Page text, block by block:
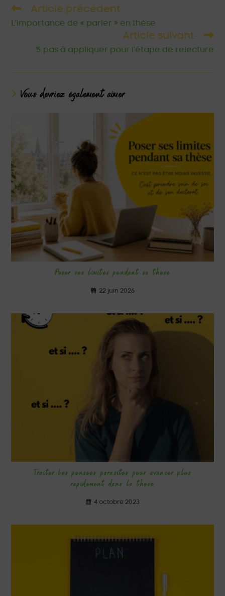
Article précédent
L’importance de « parler » en thèse
Article suivant
5 pas à appliquer pour l’étape de relecture
Vous devriez également aimer
Poser ses limites pendant sa thèse
22 juin 2026
Traiter les pensées parasites pour avancer plus
rapidement dans la thèse
4 octobre 2023